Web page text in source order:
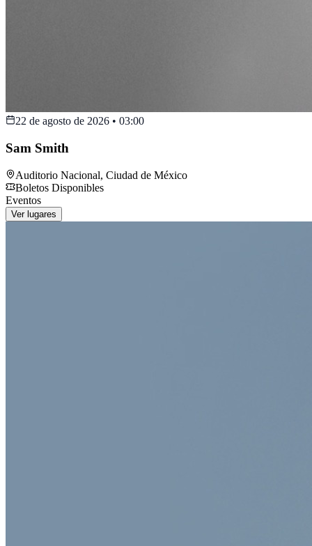
22 de agosto de 2026 • 03:00
Sam Smith
Auditorio Nacional, Ciudad de México
Boletos Disponibles
Eventos
Ver lugares